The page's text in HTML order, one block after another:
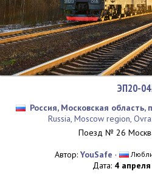
ЭП20-
Россия, Московская
Russia, Moscow region,
Поезд № 26
Автор: YouSafe ·
Дата: 4